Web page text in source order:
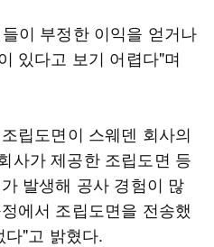
이 부정한 이익을 얻거나
있다고 보기 어렵다"며
립도면이 스웨덴 회사의
사가 제공한 조립도면 등
발생해 공사 경험이 많
에서 조립도면을 전송했
"고 밝혔다.